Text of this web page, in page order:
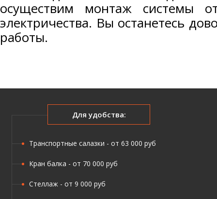
осуществим монтаж системы
электричества. Вы останетесь
работы.
Для удобства:
Транспортные салазки - от 63 000 руб
Кран балка - от 70 000 руб
Стеллаж - от 9 000 руб